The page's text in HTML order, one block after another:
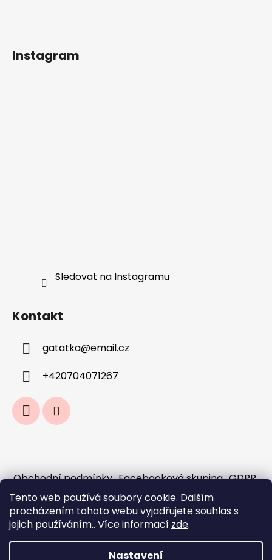
Tento web používá soubory cookie. Dalším
procházením tohoto webu vyjadřujete souhlas s
jejich používáním.. Více informací zde.
Nastavení
Instagram
Sledovat na Instagramu
Kontakt
gatatka@email.cz
+420704071267
Obchodní podmínky Facebooková skupina GDPR
Jak fungují předobjednávky a sloučení
objednávek?
Doprava a platba